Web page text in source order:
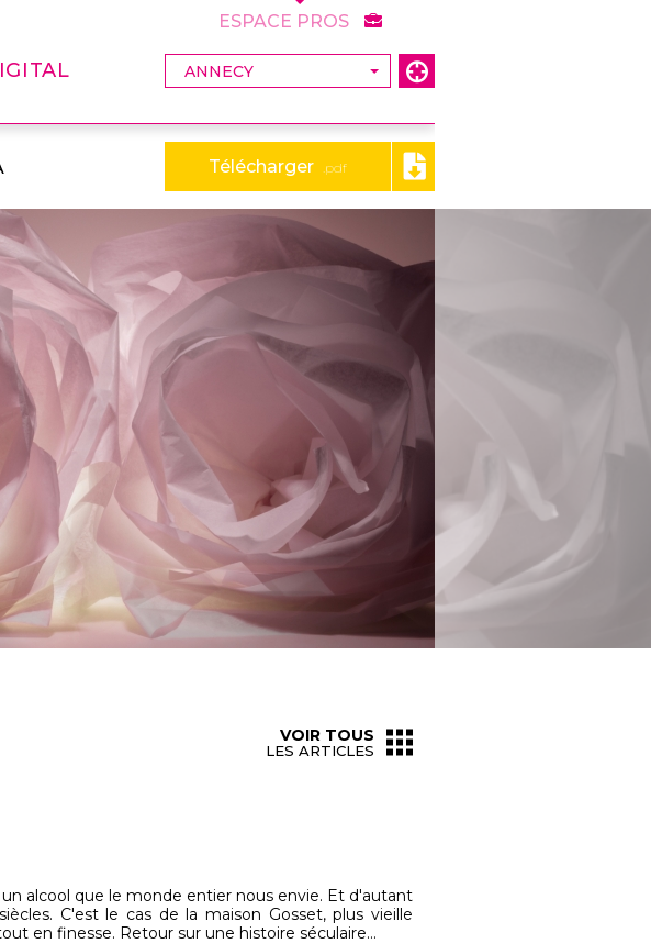
Télécharger .pdf
ESPACE PROS
VOIR TOUS
LES ARTICLES
alcool que le monde entier nous envie. Et d'autant
C'est le cas de la maison Gosset, plus vieille
en finesse. Retour sur une histoire séculaire…